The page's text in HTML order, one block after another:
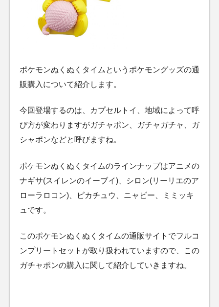
ポケモンぬくぬくタイムというポケモングッズの通
販購入について紹介します。
今回登場するのは、カプセルトイ、地域によって呼
び方が変わりますがガチャポン、ガチャガチャ、ガ
シャポンなどと呼びますね。
ポケモンぬくぬくタイムのラインナップはアニメの
ナギサ(スイレンのイーブイ)、シロン(リーリエのア
ローラロコン)、ピカチュウ、ニャビー、ミミッキ
ュです。
このポケモンぬくぬくタイムの通販サイトでフルコ
ンプリートセットが取り扱われていますので、この
ガチャポンの購入に関して紹介していきますね。